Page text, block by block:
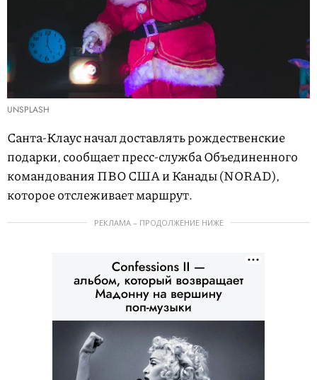
UNSPLASH
Санта-Клаус начал доставлять рождественские
подарки, сообщает пресс-служба Объединенного
командования ПВО США и Канады (NORAD),
которое отслеживает маршрут.
РЕКЛАМА – ПРОДОЛЖЕНИЕ НИЖЕ